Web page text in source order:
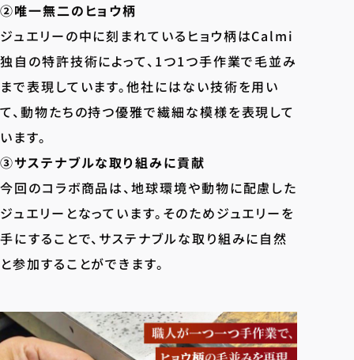
②唯一無二のヒョウ柄
ジュエリーの中に刻まれているヒョウ柄はCalmi
独自の特許技術によって、1つ1つ手作業で毛並み
まで表現しています。他社にはない技術を用い
て、動物たちの持つ優雅で繊細な模様を表現して
います。
③サステナブルな取り組みに貢献
今回のコラボ商品は、地球環境や動物に配慮した
ジュエリーとなっています。そのためジュエリーを
手にすることで、サステナブルな取り組みに自然
と参加することができます。